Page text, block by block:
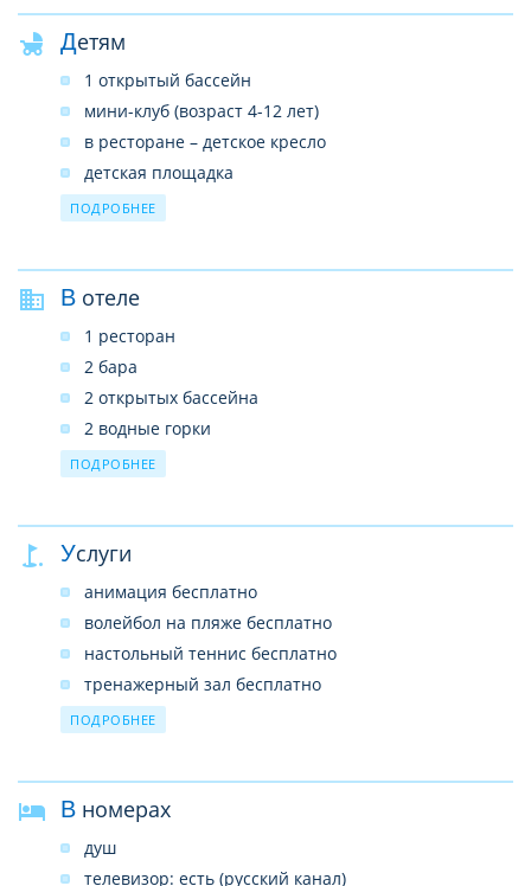
Детям
1 открытый бассейн
мини-клуб (возраст 4-12 лет)
в ресторане – детское кресло
детская площадка
развлекательные программы
ПОДРОБНЕЕ
В отеле
1 ресторан
2 бара
2 открытых бассейна
2 водные горки
услуги врача
лифты
почтовые услуги
беспроводной интернет в лобби (бесплатно)
ПОДРОБНЕЕ
Услуги
анимация бесплатно
волейбол на пляже бесплатно
настольный теннис бесплатно
тренажерный зал бесплатно
турецкая баня (хаммам) платно
сауна бесплатно
дартс бесплатно
ПОДРОБНЕЕ
В номерах
душ
телевизор: есть (русский канал)